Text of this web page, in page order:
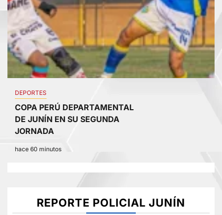
DEPORTES
COPA PERÚ DEPARTAMENTAL
DE JUNÍN EN SU SEGUNDA
JORNADA
hace 60 minutos
REPORTE POLICIAL JUNÍN